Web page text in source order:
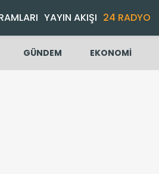
YAYIN AKIŞI 24 RADYO
GÜNDEM EKONOMİ